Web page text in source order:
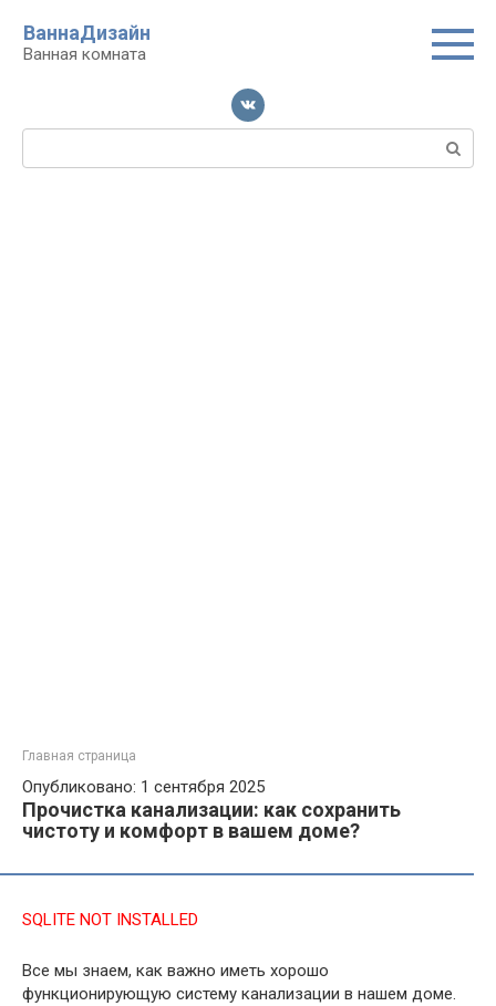
контенту
ВаннаДизайн
Ванная комната
Поиск:
Главная страница
Опубликовано: 1 сентября 2025
Прочистка канализации: как сохранить
чистоту и комфорт в вашем доме?
SQLITE NOT INSTALLED
Все мы знаем, как важно иметь хорошо
функционирующую систему канализации в нашем доме.